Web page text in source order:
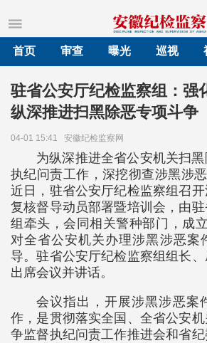
首页
审查 曝光 巡视
驻省公安厅纪检监察组：强
纵深推进扫黑除恶专项斗争
04-01 15:41 安徽纪检监察网
为纵深推进全省公安机关扫
执纪问责工作，深挖彻查涉黑涉恶
近日，驻省公安厅纪检监察组召
复核督导动员部署暨培训会，由
组牵头，会同相关警种部门，成
对全省公安机关办理涉黑涉恶案
导。驻省公安厅纪检监察组组长
出席会议并讲话。
会议指出，开展涉黑涉恶案
作，是贯彻落实全国、全省公安
争监督执纪问责工作推进会和省